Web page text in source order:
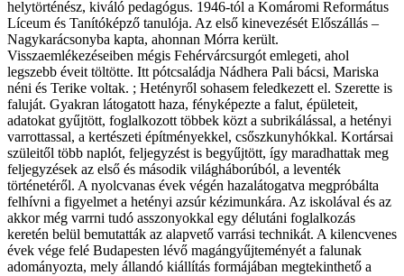
helytörténész, kiváló pedagógus. 1946-tól a Komáromi Református
Líceum és Tanítóképző tanulója. Az első kinevezését Előszállás –
Nagykarácsonyba kapta, ahonnan Mórra került.
Visszaemlékezéseiben mégis Fehérvárcsurgót emlegeti, ahol
legszebb éveit töltötte. Itt pótcsaládja Nádhera Pali bácsi, Mariska
néni és Terike voltak. ; Hetényről sohasem feledkezett el. Szerette is
faluját. Gyakran látogatott haza, fényképezte a falut, épületeit,
adatokat gyűjtött, foglalkozott többek közt a subrikálással, a hetényi
varrottassal, a kertészeti építményekkel, csőszkunyhókkal. Kortársai
szüleitől több naplót, feljegyzést is begyűjtött, így maradhattak meg
feljegyzések az első és második világháborúból, a leventék
történetéről. A nyolcvanas évek végén hazalátogatva megpróbálta
felhívni a figyelmet a hetényi azsúr kézimunkára. Az iskolával és az
akkor még varrni tudó asszonyokkal egy délutáni foglalkozás
keretén belül bemutatták az alapvető varrási technikát. A kilencvenes
évek vége felé Budapesten lévő magángyűjteményét a falunak
adományozta, mely állandó kiállítás formájában megtekinthető a